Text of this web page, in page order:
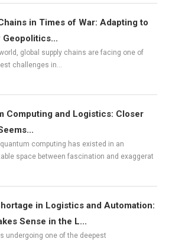
in Times of War: Adapting to
Geopolitics...
world, global supply chains are facing one of
challenges in…
Computing and Logistics: Closer
quantum computing has existed in an
space between fascination and exaggerat
in Logistics and Automation:
Sense in the L...
undergoing one of the deepest